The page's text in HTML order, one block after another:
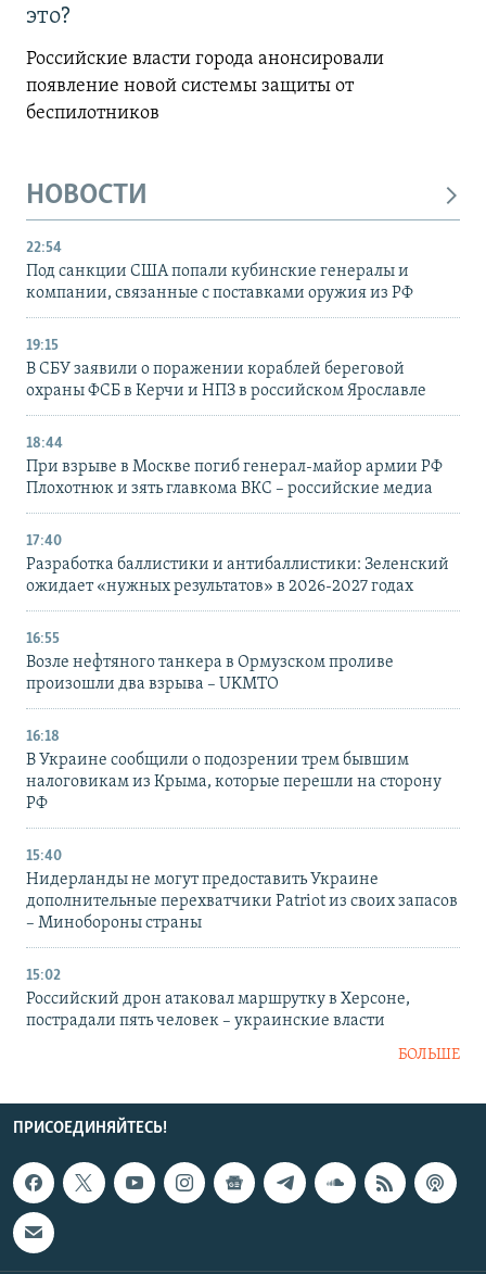
это?
Российские власти города анонсировали
появление новой системы защиты от
беспилотников
НОВОСТИ
22:54
Под санкции США попали кубинские генералы и
компании, связанные с поставками оружия из РФ
19:15
В СБУ заявили о поражении кораблей береговой
охраны ФСБ в Керчи и НПЗ в российском Ярославле
18:44
При взрыве в Москве погиб генерал-майор армии РФ
Плохотнюк и зять главкома ВКС – российские медиа
17:40
Разработка баллистики и антибаллистики: Зеленский
ожидает «нужных результатов» в 2026-2027 годах
16:55
Возле нефтяного танкера в Ормузском проливе
произошли два взрыва – UKMTO
16:18
В Украине сообщили о подозрении трем бывшим
налоговикам из Крыма, которые перешли на сторону
РФ
15:40
Нидерланды не могут предоставить Украине
дополнительные перехватчики Patriot из своих запасов
– Минобороны страны
15:02
Российский дрон атаковал маршрутку в Херсоне,
пострадали пять человек – украинские власти
БОЛЬШЕ
ПРИСОЕДИНЯЙТЕСЬ!